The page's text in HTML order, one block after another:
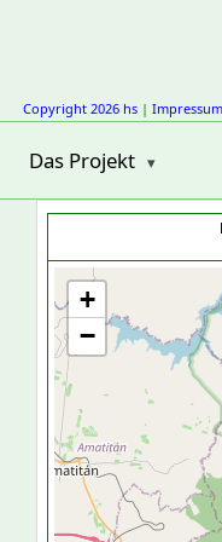
Copyright 2026 hs | Impressum
Das Projekt
+
−